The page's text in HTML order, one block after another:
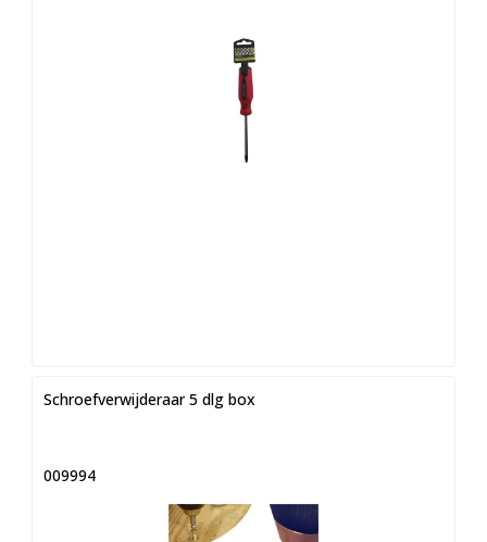
Schroefverwijderaar 5 dlg box
009994